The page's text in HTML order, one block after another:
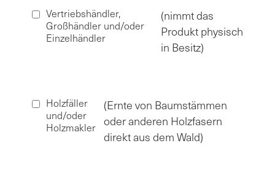
Vertriebshändler,
Großhändler und/oder
Einzelhändler
(nimmt das
Produkt physisch
in Besitz)
Holzfäller
und/oder
Holzmakler
(Ernte von Baumstämmen
oder anderen Holzfasern
direkt aus dem Wald)